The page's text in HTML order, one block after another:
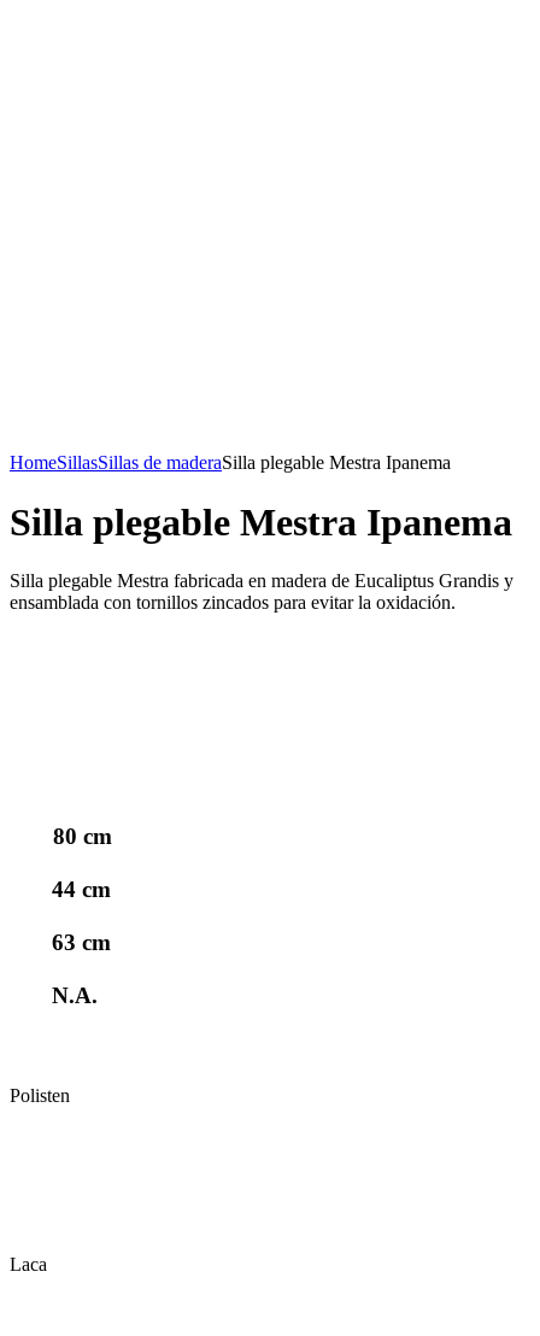
HomeSillasSillas de maderaSilla plegable Mestra Ipanema
Silla plegable Mestra Ipanema
Silla plegable Mestra fabricada en madera de Eucaliptus Grandis y
ensamblada con tornillos zincados para evitar la oxidación.
80 cm
44 cm
63 cm
N.A.
Polisten
Laca